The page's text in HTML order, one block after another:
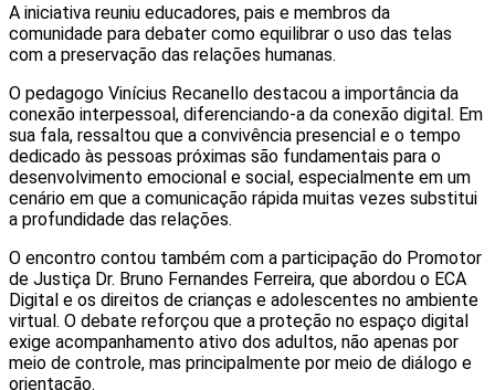
A iniciativa reuniu educadores, pais e membros da
comunidade para debater como equilibrar o uso das telas
com a preservação das relações humanas.
O pedagogo Vinícius Recanello destacou a importância da
conexão interpessoal, diferenciando-a da conexão digital. Em
sua fala, ressaltou que a convivência presencial e o tempo
dedicado às pessoas próximas são fundamentais para o
desenvolvimento emocional e social, especialmente em um
cenário em que a comunicação rápida muitas vezes substitui
a profundidade das relações.
O encontro contou também com a participação do Promotor
de Justiça Dr. Bruno Fernandes Ferreira, que abordou o ECA
Digital e os direitos de crianças e adolescentes no ambiente
virtual. O debate reforçou que a proteção no espaço digital
exige acompanhamento ativo dos adultos, não apenas por
meio de controle, mas principalmente por meio de diálogo e
orientação.